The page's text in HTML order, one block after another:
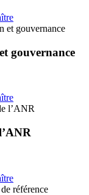
et gouvernance
gouvernance
l’ANR
référence